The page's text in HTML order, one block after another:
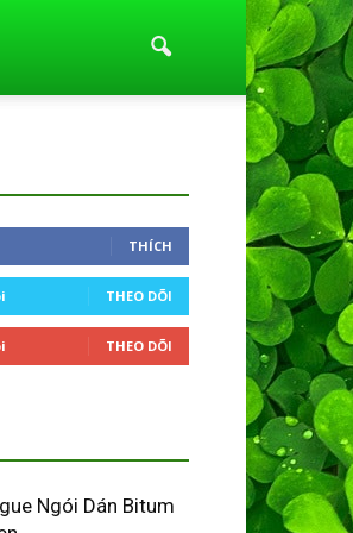
THÍCH
THEO DÕI
THEO DÕI
Ngói Dán Bitum